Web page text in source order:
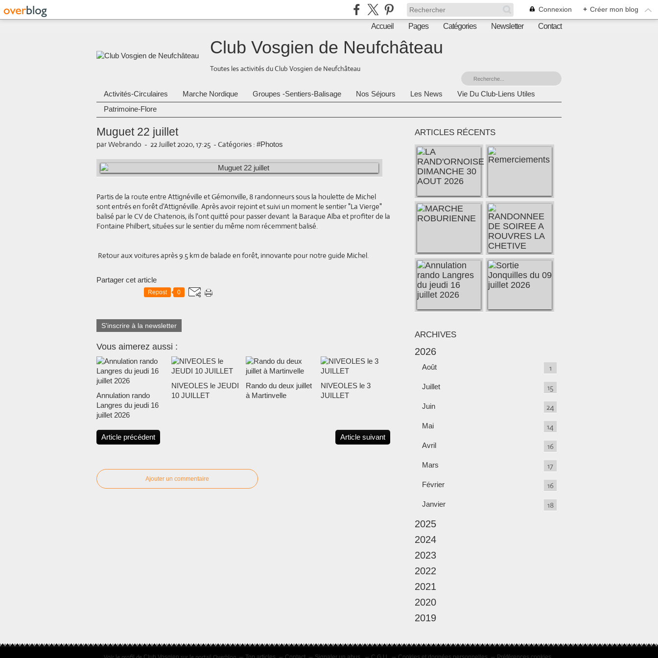
Connexion + Créer mon blog
Accueil Pages Catégories Newsletter Contact
Club Vosgien de Neufchâteau
Toutes les activités du Club Vosgien de Neufchâteau
Activités-Circulaires Marche Nordique Groupes -Sentiers-Balisage Nos Séjours Les News
Vie Du Club-Liens Utiles
Patrimoine-Flore
Muguet 22 juillet
par Webrando - 22 Juillet 2020, 17:25 - Catégories : #Photos
Partis de la route entre Attignéville et Gémonville, 8 randonneurs sous la houlette de Michel
sont entrés en forêt d'Attignéville. Après avoir rejoint et suivi un moment le sentier "La Vierge"
balisé par le CV de Chatenois, ils l'ont quitté pour passer devant la Baraque Alba et profiter de la
Fontaine Philbert, situées sur le sentier du même nom récemment balisé.
Retour aux voitures après 9.5 km de balade en forêt, innovante pour notre guide Michel.
Partager cet article
Repost 0
S'inscrire à la newsletter
Vous aimerez aussi :
Annulation rando
Langres du jeudi 16
juillet 2026
NIVEOLES le JEUDI
10 JUILLET
Rando du deux juillet
à Martinvelle
NIVEOLES le 3
JUILLET
Article précédent Article suivant
Ajouter un commentaire
ARTICLES RÉCENTS
ARCHIVES
2026
Août 1
Juillet 15
Juin 24
Mai 14
Avril 16
Mars 17
Février 16
Janvier 18
2025
2024
2023
2022
2021
2020
2019